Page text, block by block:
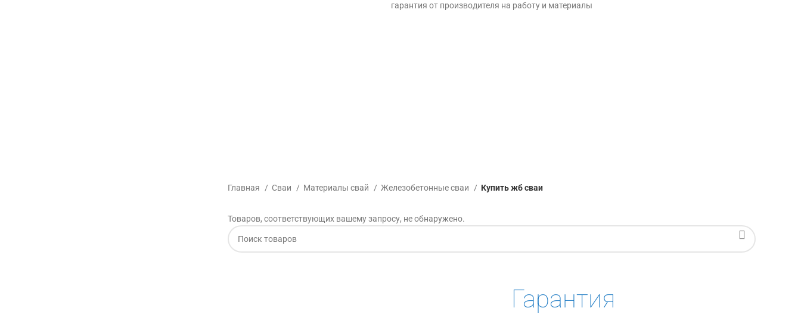
гарантия от производителя на работу и материалы
Главная Сваи Материалы свай Железобетонные сваи Купить жб сваи
Товаров, соответствующих вашему запросу, не обнаружено.
Гарантия